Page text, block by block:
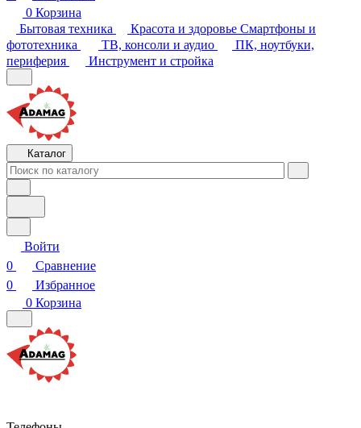
Бытовая техника
фототехника
ТВ, консоли и аудио
ПК, ноутбуки,
периферия
Инструмент и стройка
Каталог
Сравнение
0
Избранное
Корзина
8 (800) 533-98-66